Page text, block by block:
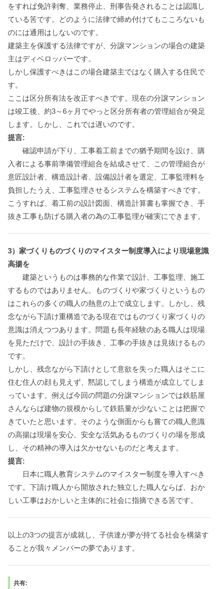
をすれば免許剥奪、業務停止、刑事告発されることは認識し
ている筈です。どのように法律で締め付けてもこころないも
のには通用はしないのです。
建築主を保護する法律ですが、分譲マンションの場合の建築
主はディベロッパーです。
しかし保護すべきはこの場合建築主ではなく購入する住民で
す。
ここは区分所有法を改正すべきです。現在の分譲マンション
は竣工後、約3～6ヶ月でやっと区分所有者の管理組合が発足
します。しかし、これでは遅いのです。
提言:
確認申請が下り、工事着工前までの猶予期間を設け、購
入者による事前準備管理組合を結成させて、この管理組合が
意匠設計者、構造設計者、設備設計者を選定、工事監理料を
負担したうえ、工事監理させるシステムを構築すべきです。
こうすれば、着工前の設計図面、構造計算書も掌握でき、手
抜き工事も防げる購入者の為の工事監理が確実にできます。
3）家づくりものづくりのマイスター制度導入により現場意識
高揚を
建築というものは事務的な作業で設計、工事監理、施工
するものではありません。ものづくりや家づくりというもの
はこれらの多くの職人の熱意の上で成立します。しかし、残
念ながら下請け重構造である現在ではものづくり家づくりの
意識は消えつつあります。問題も長年経験のある職人は現場
を見ただけで、設計の手抜き、工事の手抜きは見抜けるもの
です。
しかし、残念ながら下請けとして意欲を失った職人はそこに
住む住人の顔も見えず、黙認してしまう構造が成立してしま
っています。例えば今回の問題の分譲マンションでは鉄筋屋
さんならば建物の規模からして鉄筋量が少ないことは把握で
きていたと思います。そのような側面からも嘗ての職人意識
の高揚は現場を安心、安全な活気あるものづくりの場を形成
し、その精神の導入は欠かせないものだと考えます。
提言:
日本に職人教育システムのマイスター制度を導入すべき
です。下請け職人から開放された独立した職人ならば、おか
しい工事はおかしいと主体的に社会に指摘できる筈です。
以上の3つの提言が成就し、子供達が夢が持てる社会を構築す
ることが我々メンバーの夢であります。
共有: